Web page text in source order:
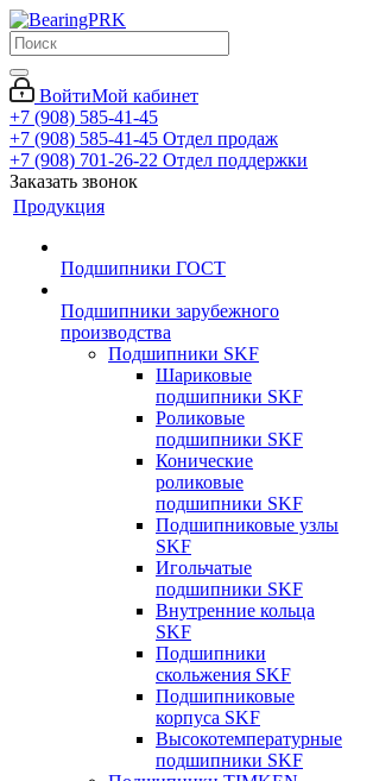
ВойтиМой кабинет
+7 (908) 585-41-45
+7 (908) 585-41-45 Отдел продаж
+7 (908) 701-26-22 Отдел поддержки
Заказать звонок
Продукция
Подшипники ГОСТ
Подшипники зарубежного
производства
Подшипники SKF
Шариковые
подшипники SKF
Роликовые
подшипники SKF
Конические
роликовые
подшипники SKF
Подшипниковые узлы
SKF
Игольчатые
подшипники SKF
Внутренние кольца
SKF
Подшипники
скольжения SKF
Подшипниковые
корпуса SKF
Высокотемпературные
подшипники SKF